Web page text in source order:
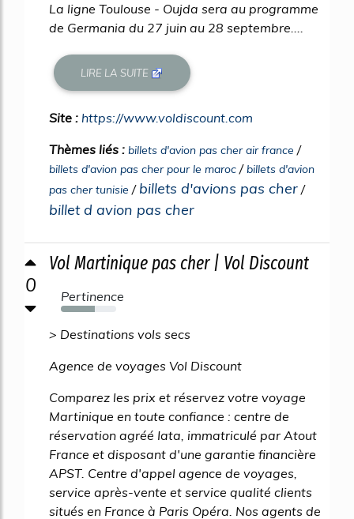
La ligne Toulouse - Oujda sera au programme
de Germania du 27 juin au 28 septembre....
LIRE LA SUITE
Site : https://www.voldiscount.com
Thèmes liés : billets d'avion pas cher air france /
billets d'avion pas cher pour le maroc /billets d'avion
pas cher tunisie / billets d'avions pas cher /
billet d avion pas cher
0
Vol Martinique pas cher | Vol Discount
Pertinence
61%
> Destinations vols secs
Agence de voyages Vol Discount
Comparez les prix et réservez votre voyage
Martinique en toute confiance : centre de
réservation agréé Iata, immatriculé par Atout
France et disposant d'une garantie financière
APST. Centre d'appel agence de voyages,
service après-vente et service qualité clients
situés en France à Paris Opéra. Nos agents de